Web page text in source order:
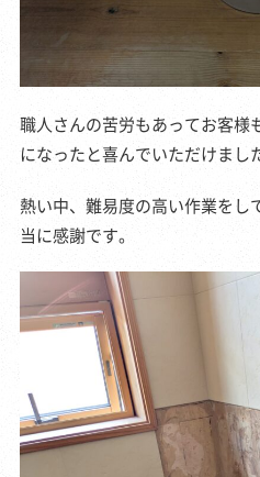
職人さんの苦労もあってお客様
になったと喜んでいただけまし
熱い中、難易度の高い作業をし
当に感謝です。